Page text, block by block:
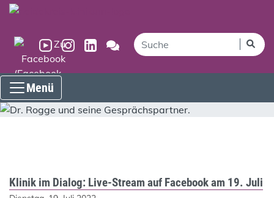
Menü
Klinik im Dialog: Live-Stream auf Facebook am 19. Juli